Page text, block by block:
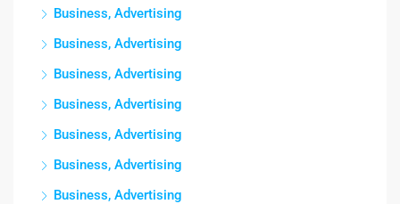
Business, Advertising
Business, Advertising
Business, Advertising
Business, Advertising
Business, Advertising
Business, Advertising
Business, Advertising